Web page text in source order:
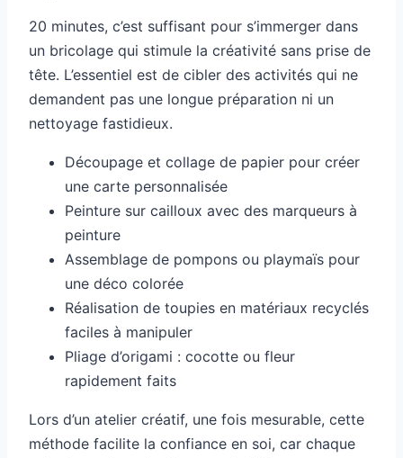
20 minutes, c’est suffisant pour s’immerger dans
un bricolage qui stimule la créativité sans prise de
tête. L’essentiel est de cibler des activités qui ne
demandent pas une longue préparation ni un
nettoyage fastidieux.
Découpage et collage de papier pour créer
une carte personnalisée
Peinture sur cailloux avec des marqueurs à
peinture
Assemblage de pompons ou playmaïs pour
une déco colorée
Réalisation de toupies en matériaux recyclés
faciles à manipuler
Pliage d’origami : cocotte ou fleur
rapidement faits
Lors d’un atelier créatif, une fois mesurable, cette
méthode facilite la confiance en soi, car chaque